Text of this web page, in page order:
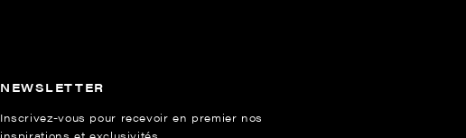
NEWSLETTER
Inscrivez-vous pour recevoir en premier nos
inspirations et exclusivités.